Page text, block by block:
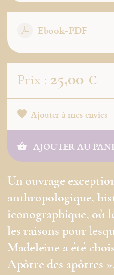
Ebook-PDF
Prix : 25,00 €
Ajouter à mes envies
AJOUTER AU
Un ouvrage
anthropologique,
iconographique, où
les raisons pour
Madeleine a été
Apôtre des apôtres ».